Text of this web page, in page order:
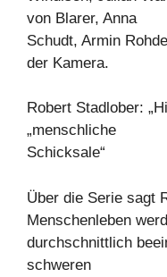
von Blarer, Anna
Schudt, Armin
der Kamera.
Robert Stadlober:
„menschliche
Schicksale“
Über die Serie sagt
Menschenleben
durchschnittlich
schweren